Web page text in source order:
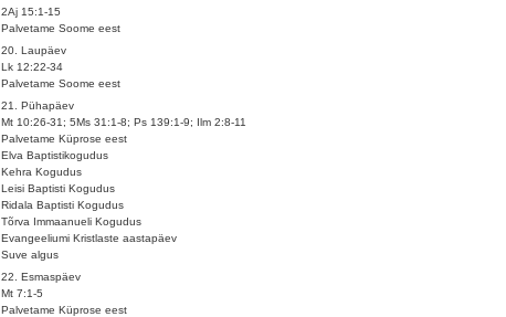
2Aj 15:1-15
Palvetame Soome eest
20. Laupäev
Lk 12:22-34
Palvetame Soome eest
21. Pühapäev
Mt 10:26-31; 5Ms 31:1-8; Ps 139:1-9; Ilm 2:8-11
Palvetame Küprose eest
Elva Baptistikogudus
Kehra Kogudus
Leisi Baptisti Kogudus
Ridala Baptisti Kogudus
Tõrva Immaanueli Kogudus
Evangeeliumi Kristlaste aastapäev
Suve algus
22. Esmaspäev
Mt 7:1-5
Palvetame Küprose eest